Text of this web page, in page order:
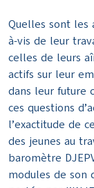
Quelles sont les
à-vis de leur
celles de leurs
actifs sur leur
dans leur future
ces questions
l’exactitude de
des jeunes au
baromètre
modules de son